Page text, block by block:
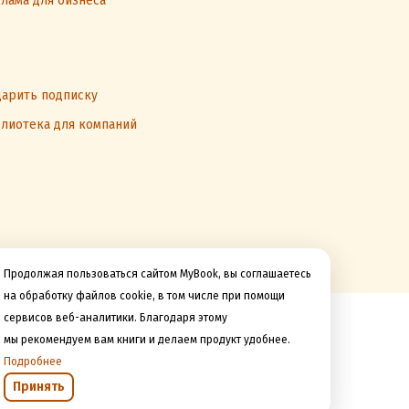
Продолжая пользоваться сайтом MyBook, вы соглашаетесь
на обработку файлов cookie, в том числе при помощи
сервисов веб-аналитики. Благодаря этому
мы рекомендуем вам книги и делаем продукт удобнее.
Подробнее
Принять
подписку
для компаний